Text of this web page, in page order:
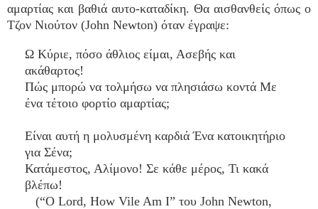
αμαρτίας και βαθιά αυτο-καταδίκη. Θα αισθανθείς όπως ο
Τζον Νιούτον (John Newton) όταν έγραψε:
Ω Κύριε, πόσο άθλιος είμαι, Ασεβής και
ακάθαρτος!
Πώς μπορώ να τολμήσω να πλησιάσω κοντά Με
ένα τέτοιο φορτίο αμαρτίας;
Είναι αυτή η μολυσμένη καρδιά Ένα κατοικητήριο
για Σένα;
Κατάμεστος, Αλίμονο! Σε κάθε μέρος, Τι κακά
βλέπω!
(“O Lord, How Vile Am I” του John Newton,